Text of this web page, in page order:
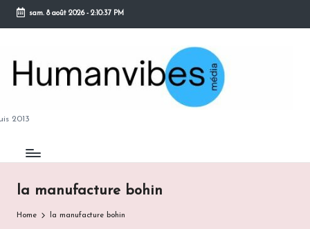
Skip
content
sam. 8 août 2026- 2:10:37 PM
2013
la manufacture bohin
Home la manufacture bohin